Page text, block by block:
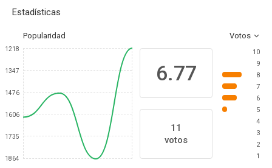
Estadísticas
Popularidad Votos
1218
1347
1476
1606
1735
1864
6.77
11
votos
10
9
8
7
6
5
4
3
2
1